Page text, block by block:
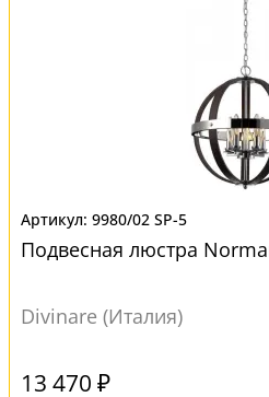
9980/02 SP-5
Подвесная люстра
Divinare (Италия)
13 470 ₽